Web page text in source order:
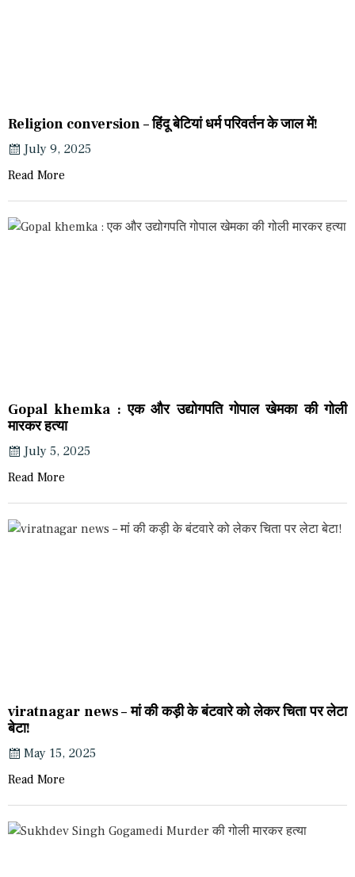
Religion conversion – हिंदू बेटियां धर्म परिवर्तन के जाल में!
July 9, 2025
Read More
Gopal khemka : एक और उद्योगपति गोपाल खेमका की गोली
मारकर हत्या
July 5, 2025
Read More
viratnagar news – मां की कड़ी के बंटवारे को लेकर चिता पर लेटा
बेटा!
May 15, 2025
Read More